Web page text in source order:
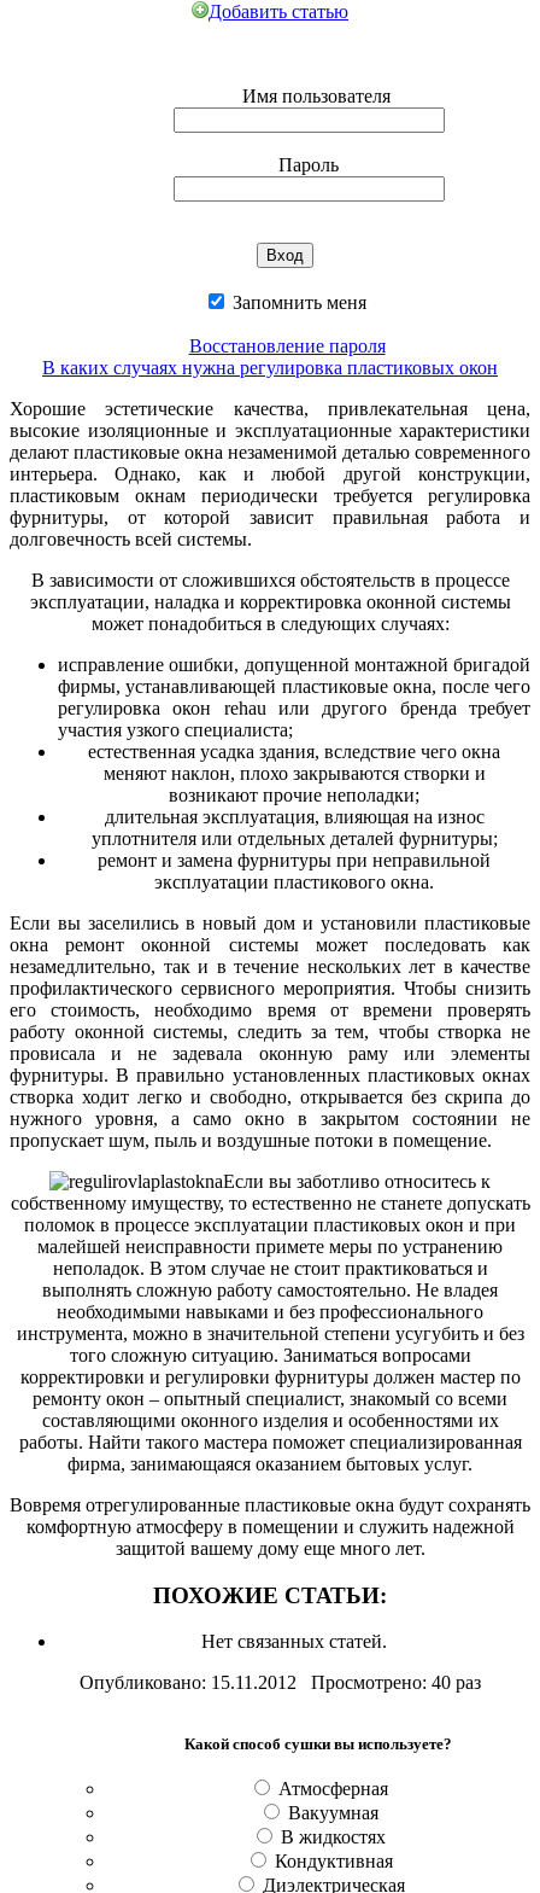
Добавить статью
Имя пользователя
Пароль
Запомнить меня
Восстановление пароля
В каких случаях нужна регулировка пластиковых окон
Хорошие эстетические качества, привлекательная цена,
высокие изоляционные и эксплуатационные характеристики
делают пластиковые окна незаменимой деталью современного
интерьера. Однако, как и любой другой конструкции,
пластиковым окнам периодически требуется регулировка
фурнитуры, от которой зависит правильная работа и
долговечность всей системы.
В зависимости от сложившихся обстоятельств в процессе
эксплуатации, наладка и корректировка оконной системы
может понадобиться в следующих случаях:
исправление ошибки, допущенной монтажной бригадой
фирмы, устанавливающей пластиковые окна, после чего
регулировка окон rehau или другого бренда требует
участия узкого специалиста;
естественная усадка здания, вследствие чего окна
меняют наклон, плохо закрываются створки и
возникают прочие неполадки;
длительная эксплуатация, влияющая на износ
уплотнителя или отдельных деталей фурнитуры;
ремонт и замена фурнитуры при неправильной
эксплуатации пластикового окна.
Если вы заселились в новый дом и установили пластиковые
окна ремонт оконной системы может последовать как
незамедлительно, так и в течение нескольких лет в качестве
профилактического сервисного мероприятия. Чтобы снизить
его стоимость, необходимо время от времени проверять
работу оконной системы, следить за тем, чтобы створка не
провисала и не задевала оконную раму или элементы
фурнитуры. В правильно установленных пластиковых окнах
створка ходит легко и свободно, открывается без скрипа до
нужного уровня, а само окно в закрытом состоянии не
пропускает шум, пыль и воздушные потоки в помещение.
Если вы заботливо относитесь к
собственному имуществу, то естественно не станете допускать
поломок в процессе эксплуатации пластиковых окон и при
малейшей неисправности примете меры по устранению
неполадок. В этом случае не стоит практиковаться и
выполнять сложную работу самостоятельно. Не владея
необходимыми навыками и без профессионального
инструмента, можно в значительной степени усугубить и без
того сложную ситуацию. Заниматься вопросами
корректировки и регулировки фурнитуры должен мастер по
ремонту окон – опытный специалист, знакомый со всеми
составляющими оконного изделия и особенностями их
работы. Найти такого мастера поможет специализированная
фирма, занимающаяся оказанием бытовых услуг.
Вовремя отрегулированные пластиковые окна будут сохранять
комфортную атмосферу в помещении и служить надежной
защитой вашему дому еще много лет.
ПОХОЖИЕ СТАТЬИ:
Нет связанных статей.
Опубликовано: 15.11.2012 Просмотрено: 40 раз
Какой способ сушки вы используете?
Атмосферная
Вакуумная
В жидкостях
Кондуктивная
Диэлектрическая